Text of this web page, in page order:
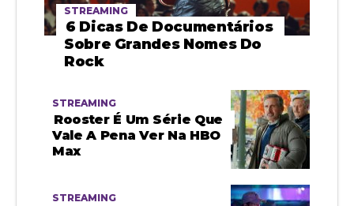
STREAMING
6 Dicas De Documentários
Sobre Grandes Nomes Do
Rock
STREAMING
Rooster É Um Série Que
Vale A Pena Ver Na HBO
Max
STREAMING